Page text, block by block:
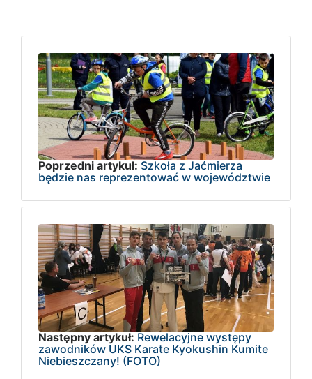
Poprzedni artykuł: Szkoła z Jaćmierza
będzie nas reprezentować w województwie
Następny artykuł: Rewelacyjne występy
zawodników UKS Karate Kyokushin Kumite
Niebieszczany! (FOTO)